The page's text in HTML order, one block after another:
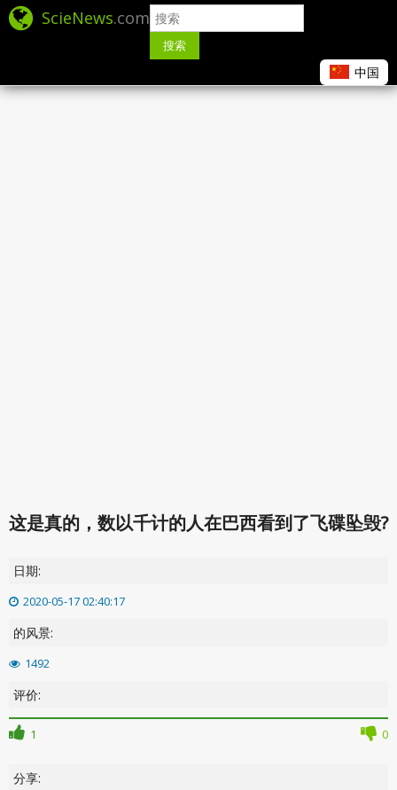
ScieNews.com
搜索
中国
这是真的，数以千计的人在巴西看到了飞碟坠毁?
日期:
2020-05-17 02:40:17
的风景:
1492
评价:
1 0
分享: